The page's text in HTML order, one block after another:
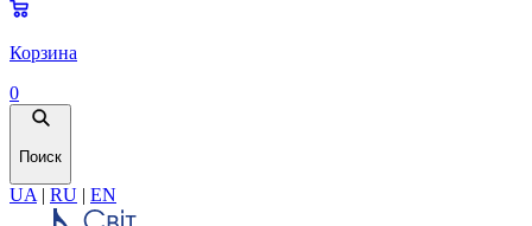
Корзина
0
Поиск
UA | RU | EN